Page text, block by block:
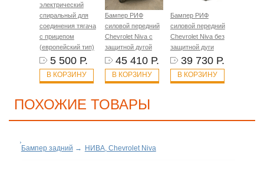
электрический
спиральный для
соединения тягача
с прицепом
(европейский тип)
5 500 Р.
В КОРЗИНУ
Бампер РИФ
силовой передний
Chevrolet Niva с
защитной дугой
45 410 Р.
В КОРЗИНУ
Бампер РИФ
силовой передний
Chevrolet Niva без
защитной дуги
39 730 Р.
В КОРЗИНУ
ПОХОЖИЕ ТОВАРЫ
Бампер задний → НИВА, Chevrolet Niva